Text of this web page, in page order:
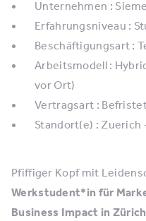
Unternehmen :
Erfahrungsniveau :
Beschäftigungsart :
Arbeitsmodell :
vor Ort)
Vertragsart :
Standort(e) : Zuerich
Pfiffiger Kopf mit
Werkstudent*in für
Business Impact in